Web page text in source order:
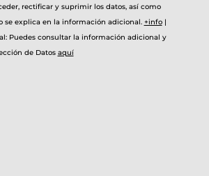
rectificar y suprimir los datos, así como
se explica en la información adicional. +info|
Puedes consultar la información adicional y
de Datos aquí